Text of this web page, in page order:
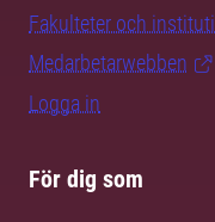
Fakulteter och
Medarbetarwebben
Logga in
För dig som